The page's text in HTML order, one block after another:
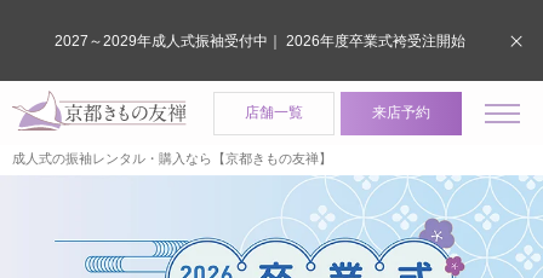
店舗一覧 来店予約
成人式の振袖レンタル・購入なら【京都きもの友禅】
2027～2029年成人式振袖受付中｜ 2026年度卒業式袴受注開始